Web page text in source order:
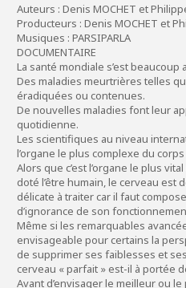
Auteurs : Denis MOCHET et
Producteurs : Denis MOCHET et
Musiques : PARSIPARLA
DOCUMENTAIRE
La santé mondiale s’est
Des maladies meurtrières telles
éradiquées ou contenues.
De nouvelles maladies font leur
quotidienne.
Les scientifiques au niveau
l’organe le plus complexe du
Alors que c’est l’organe le plus
doté l’être humain, le cerveau est
délicate à traiter car il faut
d’ignorance de son
Même si les remarquables
envisageable pour certains la
de supprimer ses faiblesses et
cerveau « parfait » est-il à portée
Avant d’envisager le meilleur ou